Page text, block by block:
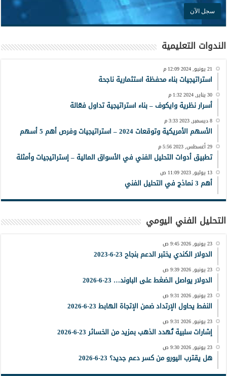
الندوات التعليمية
21 يونيو, 2024 12:09 م
استراتيجيات بناء محفظة استثمارية ناجحة
30 يناير, 2024 1:32 م
أسرار نظرية وايكوف – بناء استراتيجية تداول فعّالة
8 ديسمبر, 2023 3:33 م
الأسهم الأمريكية وتوقعات 2024 – استراتيجيات وفرص أهم 5 أسهم
29 أغسطس, 2023 5:56 م
تطبيق أدوات التحليل الفني في الأسواق المالية – إستراتيجيات وأمثلة
13 يوليو, 2023 11:09 ص
أهم 3 نماذج في التحليل الفني
التحليل الفني اليومي
23 يونيو, 2026 9:45 ص
الدولار الكندي يختبر الدعم بنجاح 23-6-2023
23 يونيو, 2026 9:39 ص
الدولار يواصل الضغط على الباوند… 23-6-2026
23 يونيو, 2026 9:31 ص
النفط يحاول الإرتداد ضمن الإتجاة الهابط 23-6-2026
23 يونيو, 2026 9:31 ص
إشارات سلبية تُهدد الذهب بمزيد من الخسائر 23-6-2026
23 يونيو, 2026 9:30 ص
هل يقترب اليورو من كسر دعم جديد؟ 23-6-2026